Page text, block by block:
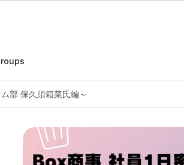
部 保久須箱菜氏編～